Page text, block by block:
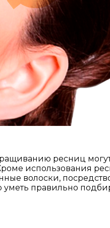
ресниц
использования
волоски,
правильно